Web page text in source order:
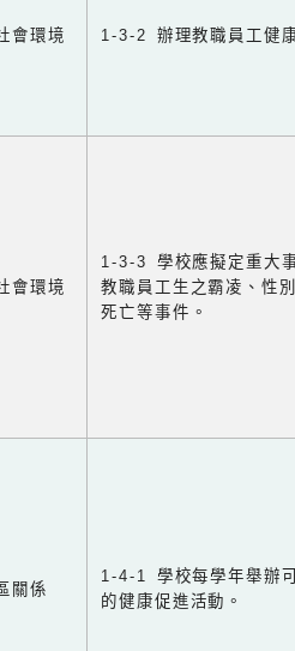
會環境 1-3-2 辦理教職員工健
會環境
1-3-3 學校應擬定重大
教職員工生之霸凌、性
死亡等事件。
關係
1-4-1 學校每學年舉辦
的健康促進活動。